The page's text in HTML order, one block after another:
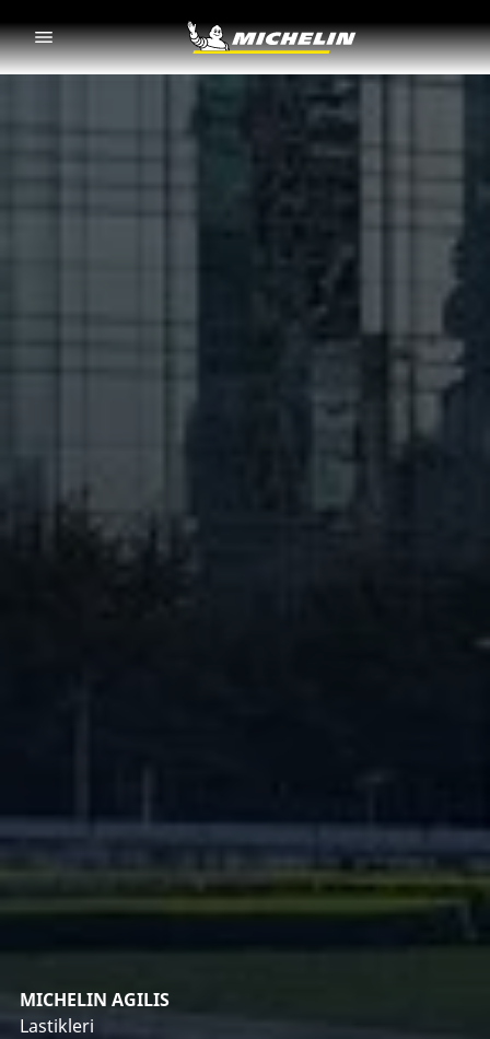
MICHELIN AGILIS
Lastikleri